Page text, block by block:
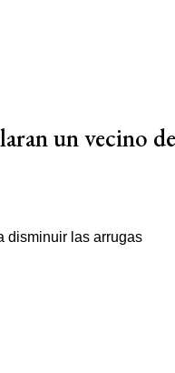
un vecino de